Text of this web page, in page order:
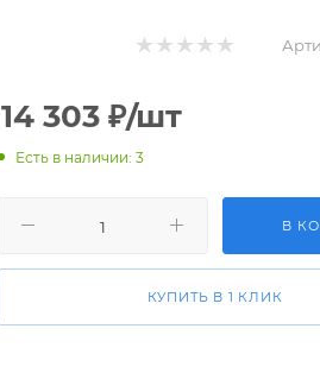
14 303 ₽/шт
Есть в наличии: 3
В
КУПИТЬ В 1 КЛИК